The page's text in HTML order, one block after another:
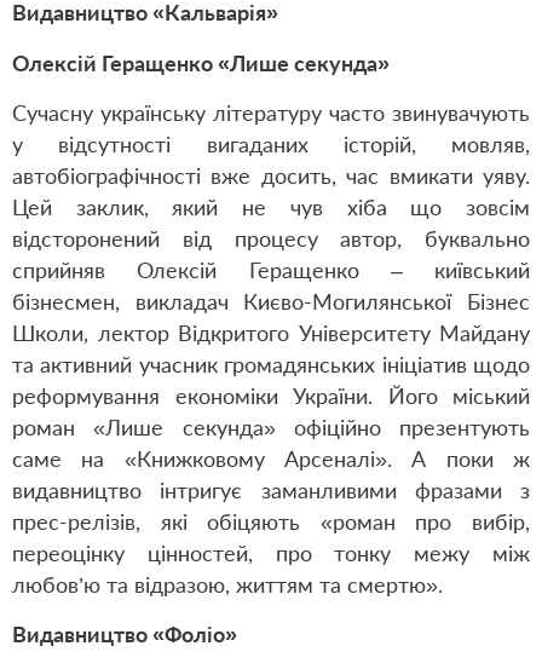
Видавництво «Кальварія»
Олексій Геращенко «Лише секунда»
Сучасну українську літературу часто звинувачують
у відсутності вигаданих історій, мовляв,
автобіографічності вже досить, час вмикати уяву.
Цей заклик, який не чув хіба що зовсім
відсторонений від процесу автор, буквально
сприйняв Олексій Геращенко – київський
бізнесмен, викладач Києво-Могилянської Бізнес
Школи, лектор Відкритого Університету Майдану
та активний учасник громадянських ініціатив щодо
реформування економіки України. Його міський
роман «Лише секунда» офіційно презентують
саме на «Книжковому Арсеналі». А поки ж
видавництво інтригує заманливими фразами з
прес-релізів, які обіцяють «роман про вибір,
переоцінку цінностей, про тонку межу між
любов’ю та відразою, життям та смертю».
Видавництво «Фоліо»